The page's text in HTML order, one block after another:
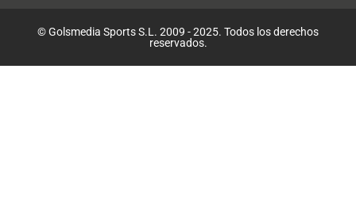
© Golsmedia Sports S.L. 2009 - 2025. Todos los derechos
reservados.